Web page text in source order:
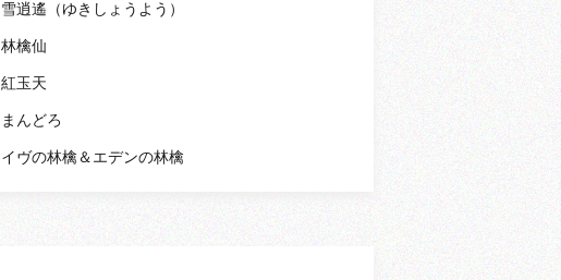
雪逍遙（ゆきしょうよう）
林檎仙
紅玉天
まんどろ
イヴの林檎＆エデンの林檎